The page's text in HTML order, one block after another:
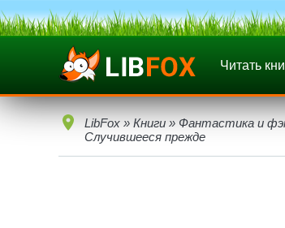
Читать
LibFox » Книги » Фантастика и
Случившееся прежде